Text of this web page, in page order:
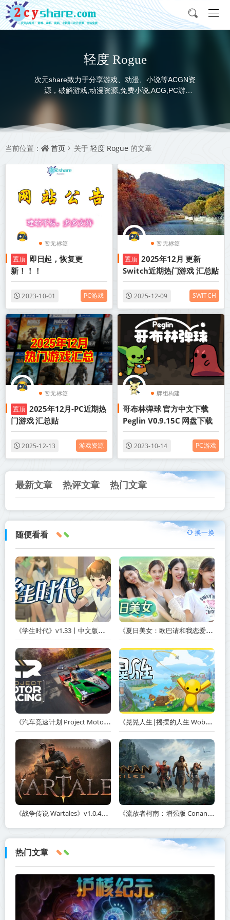
轻度 Rogue
次元share致力于分享游戏、动漫、小说等ACGN资
源，破解游戏,动漫资源,免费小说,ACG,PC游
戏,switch游戏,金手指，动画电影,动画片,全本小说,
并提供网盘下载
当前位置： 首页 关于 轻度 Rogue 的文章
暂无标签
置顶 即日起，恢复更
新！！！
2023-10-01 PC游戏
暂无标签
置顶 2025年12月 更新
Switch近期热门游戏 汇总贴
2025-12-09 SWITCH
暂无标签
置顶 2025年12月-PC近期热
门游戏 汇总贴
2025-12-13 游戏资源
牌组构建
轻度 Rogue 弹球类
哥布林弹球 官方中文下载
Peglin V0.9.15C 网盘下载
2023-10-14 PC游戏
最新文章 热评文章 热门文章
随便看看 换一换
《学生时代》v1.33丨中文版网盘下载 《夏日美女：欧巴请和我恋爱吧！ Summer’s Heartbeat》v20260408-免安装中文版丨中文版网盘下载
《汽车竞速计划 Project Motor Racing》v2.0.0.3-免安装中文版【单机+联机】丨中文版网盘下载 《晃晃人生|摇摆的人生 Wobbly Life》v1.0.0.3丨中文版网盘下载
《战争传说 Wartales》v1.0.46890-全DLC+送修改器免安装中文版【单机+联机】丨中文版网盘下载 《流放者柯南：增强版 Conan Exiles Enhanced》v363009-全DLC+免安装中文版【单机+联机】丨中文版网盘下载
热门文章